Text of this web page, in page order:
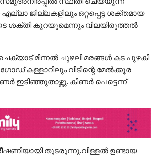
ജില്ലകളിലും ഒറ്റപ്പെട്ട ശക്തമായ
ശക്തി കുറയുമെന്നും വിലയിരുത്തൽ
മിന്നൽ ചുഴലി മരങ്ങൾ കട പുഴകി
കള്ളാറിലും വീടിന്റെ മേൽക്കൂര
ഇടിഞ്ഞുതാഴ്ന്നു. കിണർ പെട്ടെന്ന്
തുടരുന്നു.വിള്ളൽ ഉണ്ടായ